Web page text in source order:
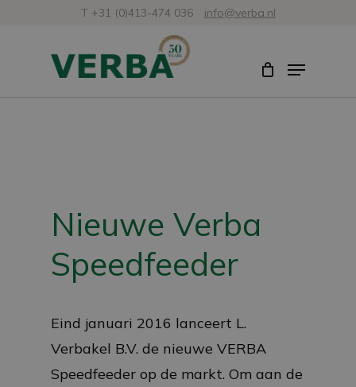
T +31 (0)413-474 036 info@verba.nl
Menu
Nieuwe Verba
Speedfeeder
Eind januari 2016 lanceert L.
Verbakel B.V. de nieuwe VERBA
Speedfeeder op de markt. Om aan de